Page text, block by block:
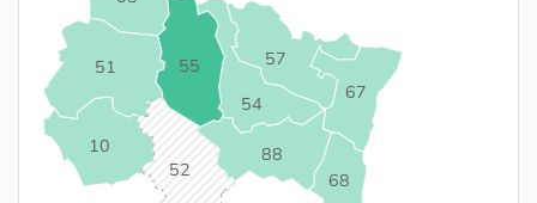
10
51
52
54
55 57
67
68
88